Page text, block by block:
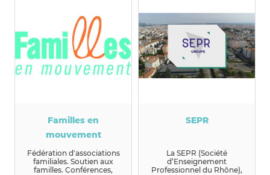
Familles en
mouvement
Fédération d'associations
familiales. Soutien aux
familles. Conférences,
SEPR
La SEPR (Société
d’Enseignement
Professionnel du Rhône),